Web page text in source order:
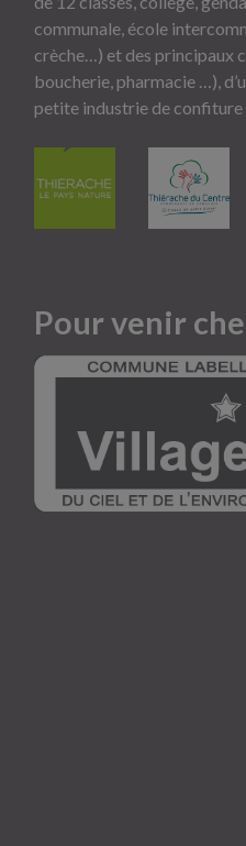
communale, école
crèche…) et des principaux
boucherie, pharmacie …),
petite industrie de confiture
Pour venir